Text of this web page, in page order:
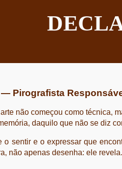
Pirografista
não começou como técnica,
daquilo que não se diz
o sentir e o expressar que
não apenas desenha: ele